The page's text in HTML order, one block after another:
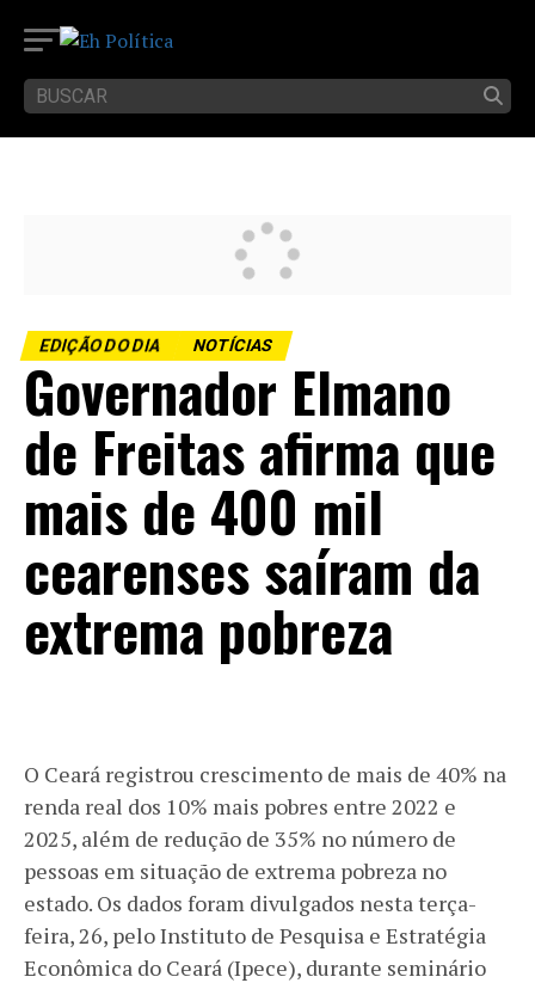
EDIÇÃO DO DIA NOTÍCIAS
Governador Elmano
de Freitas afirma que
mais de 400 mil
cearenses saíram da
extrema pobreza
O Ceará registrou crescimento de mais de 40% na
renda real dos 10% mais pobres entre 2022 e
2025, além de redução de 35% no número de
pessoas em situação de extrema pobreza no
estado. Os dados foram divulgados nesta terça-
feira, 26, pelo Instituto de Pesquisa e Estratégia
Econômica do Ceará (Ipece), durante seminário